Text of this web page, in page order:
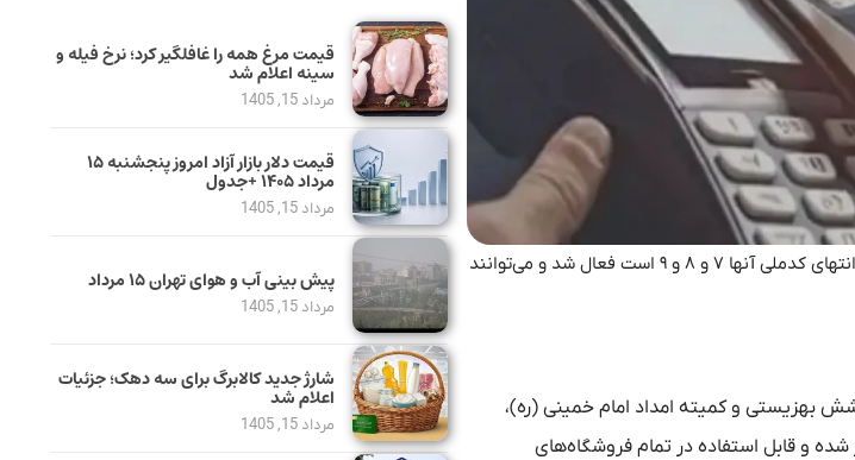
کالابرگ مددجویان تحت پوشش نهادهای حمایتی، نیروهای مسلح و سرپرستان خانوارهایی که رقم انتهای کدملی‌ آنها ۷ و ۸ و ۹ است فعال شد و می‌توانند
بهزیستی و کمیته امداد امام خمینی (ره)،
انتهای کدملی آنها ۷ و ۸ و ۹ است از امروز شارژ شده و قابل استفاده در تمام فروشگاه‌های
قیمت مرغ همه را غافلگیر کرد؛ نرخ فیله و
سینه اعلام شد
مرداد 15, 1405
قیمت دلار بازار آزاد امروز پنجشنبه ۱۵
مرداد ۱۴۰۵ +جدول
مرداد 15, 1405
پیش بینی آب و هوای تهران ۱۵ مرداد
مرداد 15, 1405
شارژ جدید کالابرگ برای سه دهک؛ جزئیات
اعلام شد
مرداد 15, 1405